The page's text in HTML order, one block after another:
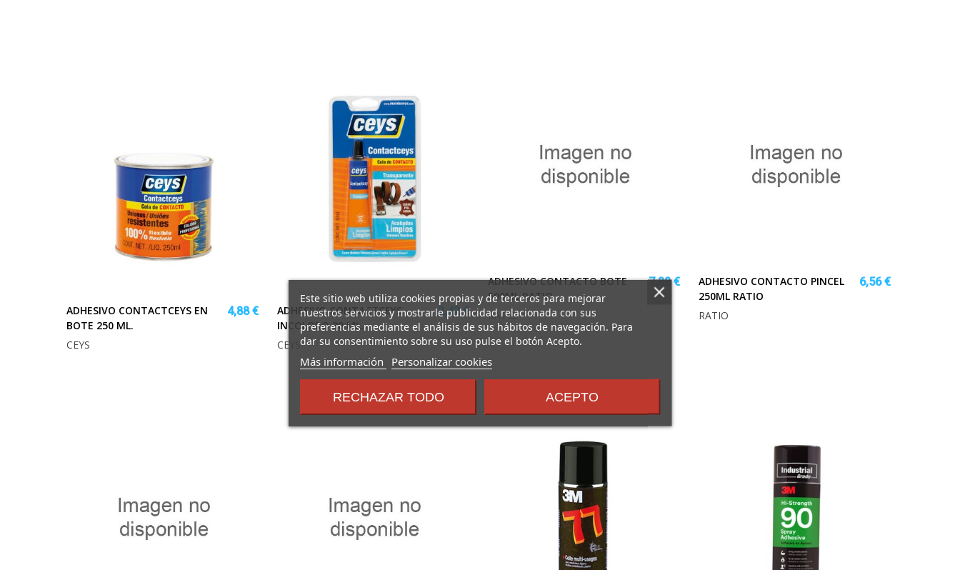
ADHESIVO CONTACTCEYS EN
BOTE 250 ML.
4,88 €
CEYS
ADHESIVO CONTACTCEYS
INCOLORO 30 ML.
2,42 €
CEYS
ADHESIVO CONTACTO BOTE
500ML RATIO
7,88 €
RATIO
ADHESIVO CONTACTO PINCEL
250ML RATIO
6,56 €
RATIO
Este sitio web utiliza cookies propias y de terceros para mejorar
nuestros servicios y mostrarle publicidad relacionada con sus
preferencias mediante el análisis de sus hábitos de navegación. Para
dar su consentimiento sobre su uso pulse el botón Acepto.
Más información
sobre
y
condiciones
Personalizar cookies
RECHAZAR TODO ACEPTO